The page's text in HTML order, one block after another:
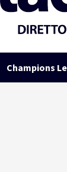
Champions